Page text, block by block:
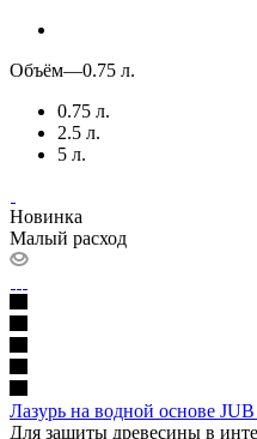
Объём—0.75 л.
0.75 л.
2.5 л.
5 л.
Новинка
Малый расход
Лазурь на водной основе
Для защиты древесины в